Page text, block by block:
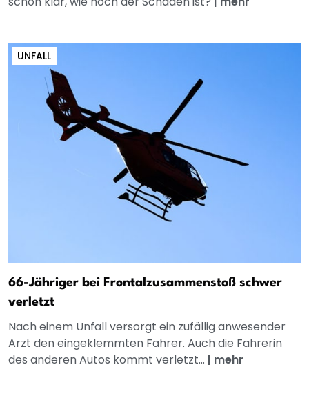
UNFALL
66-Jähriger bei Frontalzusammenstoß schwer
verletzt
Nach einem Unfall versorgt ein zufällig anwesender
Arzt den eingeklemmten Fahrer. Auch die Fahrerin
des anderen Autos kommt verletzt... | mehr